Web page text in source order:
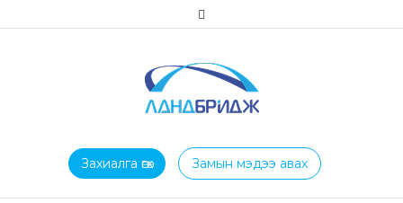
Захиалга өгөх Замын мэдээ авах